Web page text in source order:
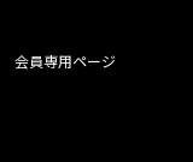
会員専用ページ